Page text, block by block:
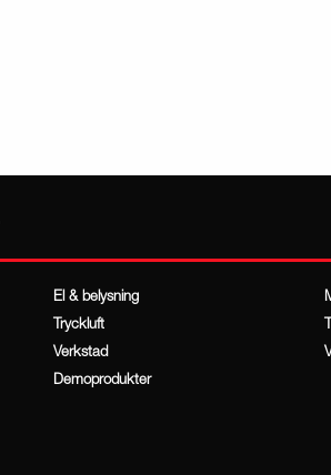
El & belysning
Tryckluft
Verkstad
Demoprodukter